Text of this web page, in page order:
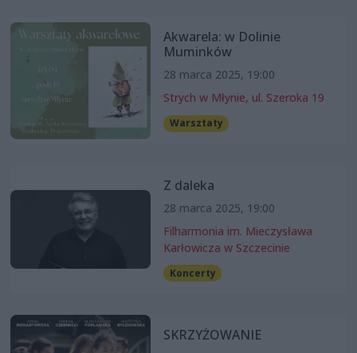
Akwarela: w Dolinie
Muminków
28 marca 2025, 19:00
Strych w Młynie, ul. Szeroka 19
Warsztaty
Z daleka
28 marca 2025, 19:00
Filharmonia im. Mieczysława
Karłowicza w Szczecinie
Koncerty
SKRZYŻOWANIE